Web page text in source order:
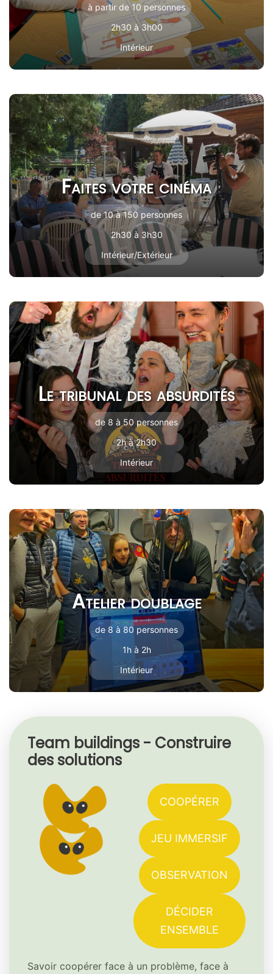
à partir de 10 personnes
2h30 à 3h00
Intérieur
Faites votre cinéma
de 10 à 150 personnes
2h30 à 3h30
Intérieur/Extérieur
Le tribunal des absurdités
de 8 à 50 personnes
2h à 2h30
Intérieur
Atelier doublage
de 8 à 80 personnes
1h à 2h
Intérieur
Team buildings - Construire
des solutions
COOPÉRER
JEU IMMERSIF
OBSERVATION
DÉCIDER
ENSEMBLE
Savoir coopérer face à un problème, face à